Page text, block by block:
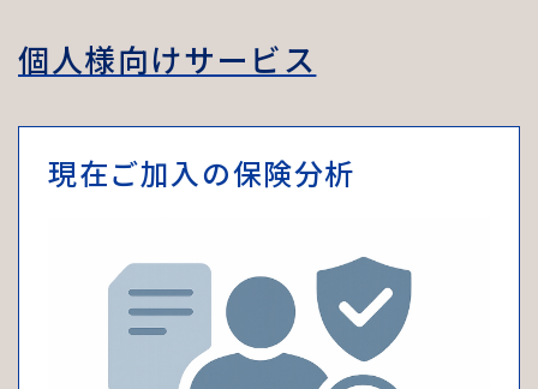
個人様向けサービス
現在ご加入の保険分析